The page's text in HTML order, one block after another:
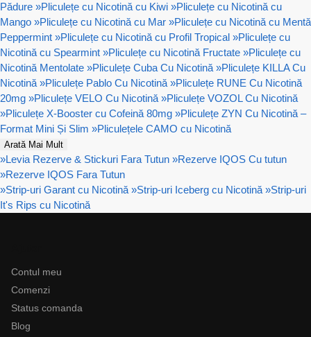
Pădure »Pliculețe cu Nicotină cu Kiwi »Pliculețe cu Nicotină cu
Mango »Pliculețe cu Nicotină cu Mar »Pliculețe cu Nicotină cu Mentă
Peppermint »Pliculețe cu Nicotină cu Profil Tropical »Pliculețe cu
Nicotină cu Spearmint »Pliculețe cu Nicotină Fructate »Pliculețe cu
Nicotină Mentolate »Pliculețe Cuba Cu Nicotină »Pliculețe KILLA Cu
Nicotină »Pliculețe Pablo Cu Nicotină »Pliculețe RUNE Cu Nicotină
20mg »Pliculețe VELO Cu Nicotină »Pliculețe VOZOL Cu Nicotină
»Pliculețe X-Booster cu Cofeină 80mg »Pliculețe ZYN Cu Nicotină –
Format Mini Și Slim »Pliculețele CAMO cu Nicotină
Arată Mai Mult
»Levia Rezerve & Stickuri Fara Tutun »Rezerve IQOS Cu tutun
»Rezerve IQOS Fara Tutun
»Strip-uri Garant cu Nicotină »Strip-uri Iceberg cu Nicotină »Strip-uri
It's Rips cu Nicotină
Contul meu
Comenzi
Status comanda
Blog